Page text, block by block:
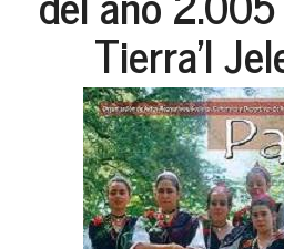
Tierra'l